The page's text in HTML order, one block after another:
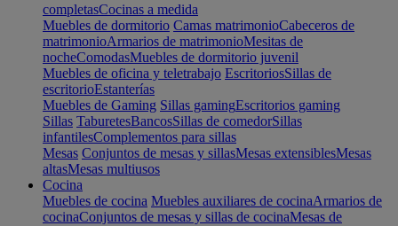
completasCocinas a medida
Muebles de dormitorio Camas matrimonioCabeceros de
matrimonioArmarios de matrimonioMesitas de
nocheComodasMuebles de dormitorio juvenil
Muebles de oficina y teletrabajo EscritoriosSillas de
escritorioEstanterías
Muebles de Gaming Sillas gamingEscritorios gaming
Sillas TaburetesBancosSillas de comedorSillas
infantilesComplementos para sillas
Mesas Conjuntos de mesas y sillasMesas extensiblesMesas
altasMesas multiusos
Cocina
Muebles de cocina Muebles auxiliares de cocinaArmarios de
cocinaConjuntos de mesas y sillas de cocinaMesas de